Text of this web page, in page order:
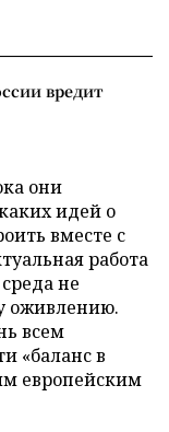
вредит
они
идей о
вместе с
работа
не
оживлению.
всем
«баланс в
европейским